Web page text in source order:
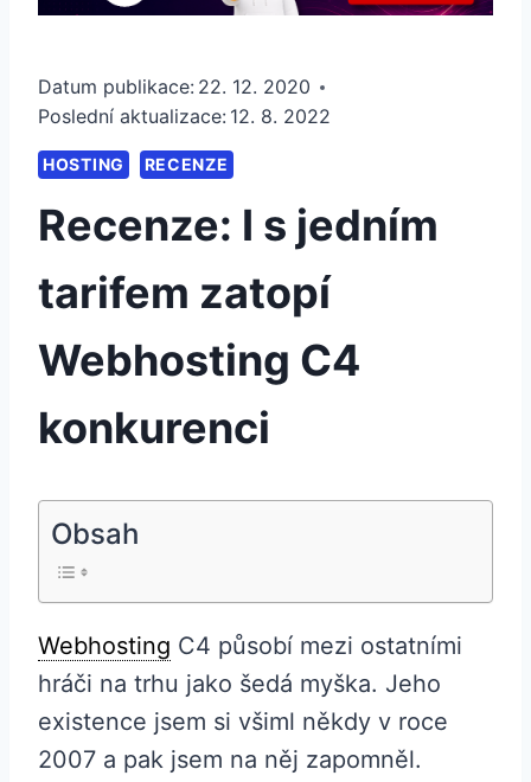
Datum publikace: 22. 12. 2020
Poslední aktualizace: 12. 8. 2022
HOSTING RECENZE
Recenze: I s jedním
tarifem zatopí
Webhosting C4
konkurenci
Obsah
Webhosting C4 působí mezi ostatními
hráči na trhu jako šedá myška. Jeho
existence jsem si všiml někdy v roce
2007 a pak jsem na něj zapomněl.